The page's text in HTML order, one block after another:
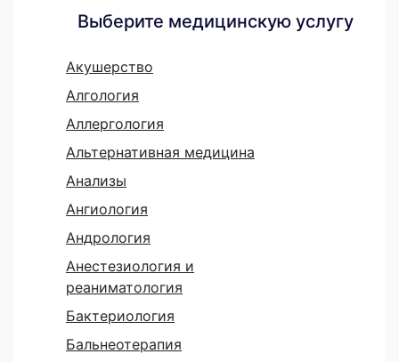
Выберите медицинскую услугу
Акушерство
Алгология
Аллергология
Альтернативная медицина
Анализы
Ангиология
Андрология
Анестезиология и
реаниматология
Бактериология
Бальнеотерапия